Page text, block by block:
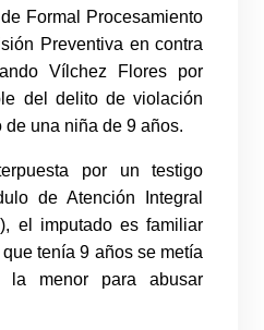
Formal Procesamiento
Preventiva en contra
Vílchez Flores por
del delito de violación
una niña de 9 años.
por un testigo
de Atención Integral
el imputado es familiar
tenía 9 años se metía
menor para abusar